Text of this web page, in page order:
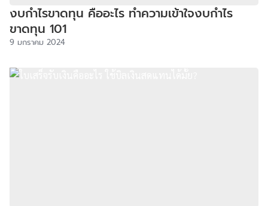
งบกําไรขาดทุน คืออะไร ทำความเข้าใจงบกำไร
ขาดทุน 101
9 มกราคม 2024